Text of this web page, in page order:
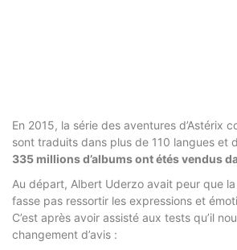
En 2015, la série des aventures d’Astérix
sont traduits dans plus de 110 langues et
335 millions d’albums ont étés vendus
Au départ, Albert Uderzo avait peur que
fasse pas ressortir les expressions et
C’est après avoir assisté aux tests qu’il
changement d’avis :